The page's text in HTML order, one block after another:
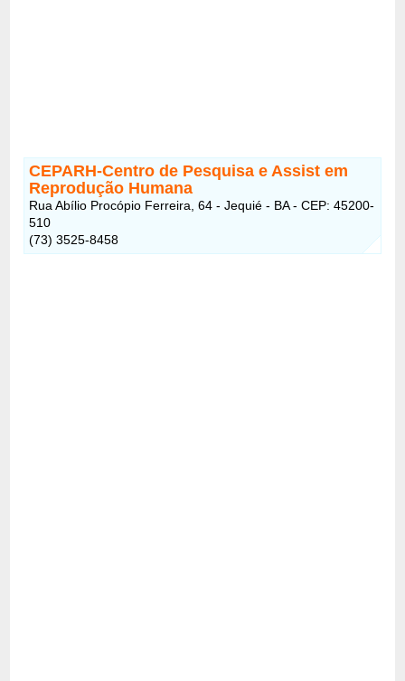
CEPARH-Centro de Pesquisa e Assist em
Reprodução Humana
Rua Abílio Procópio Ferreira, 64 - Jequié - BA - CEP: 45200-
510
(73) 3525-8458